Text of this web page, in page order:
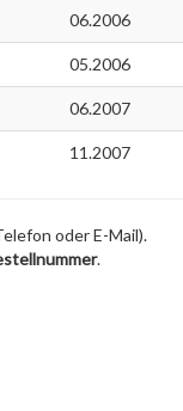
06.2006
05.2006
06.2007
11.2007
oder E-Mail).
.